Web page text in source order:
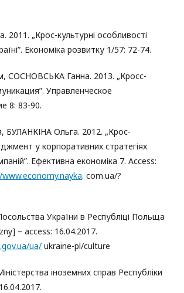
„Крос-культурні особливості
Економіка розвитку 1/57: 72-74.
Ганна. 2013. „Кросс-
Управленческое
8: 83-90.
Ольга. 2012. „Крос-
у корпоративних стратегіях
Ефективна економіка 7. Access:
. com.ua/?
України в Республіці Польща
– access: 16.04.2017.
ua/ ukraine-pl/culture
іноземних справ Республіки